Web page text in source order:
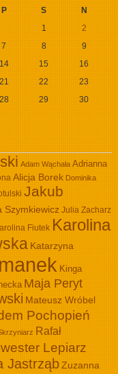
P S N
1
2
7 8
9
14 15
16
21 22
23
28 29
30
Adam Wąchała Adrianna
Alicja Borek Dominika
Jakub
Szymkiewicz Julia Zacharz
Fiutek Karolina
Katarzyna
Kinga
Maja Peryt
Mateusz Wróbel
Pochopień
Rafał
Lepiarz
JastrząbZuzanna